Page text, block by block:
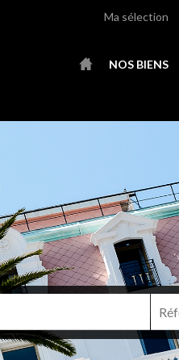
Ma sélection
NOS BIENS